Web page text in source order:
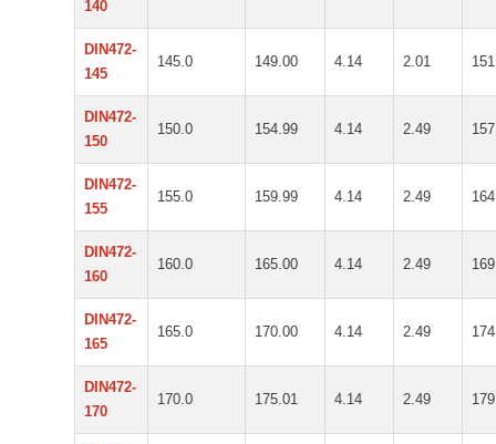
140
DIN472-
145
145.0 149.00 4.14 2.01
DIN472-
150
150.0 154.99 4.14 2.49
DIN472-
155
155.0 159.99 4.14 2.49
DIN472-
160
160.0 165.00 4.14 2.49
DIN472-
165
165.0 170.00 4.14 2.49
DIN472-
170
170.0 175.01 4.14 2.49